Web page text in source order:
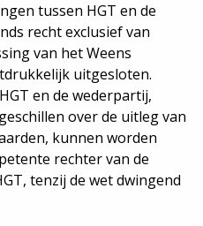
tussen HGT en de
recht exclusief van
van het Weens
uitgesloten.
en de wederpartij,
over de uitleg van
kunnen worden
rechter van de
tenzij de wet dwingend